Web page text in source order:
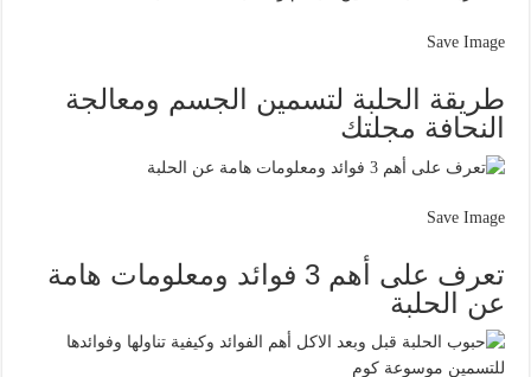
Save Image
طريقة الحلبة لتسمين الجسم ومعالجة
النحافة مجلتك
Save Image
تعرف على أهم 3 فوائد ومعلومات هامة
عن الحلبة